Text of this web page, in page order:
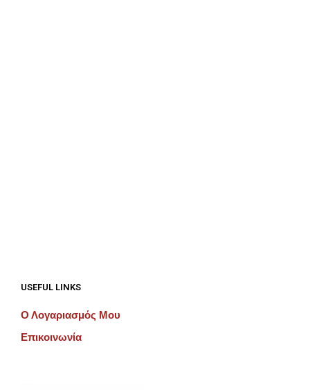
USEFUL LINKS
Ο Λογαριασμός Μου
Επικοινωνία